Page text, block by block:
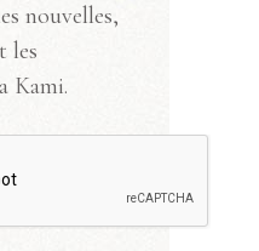
nouvelles,
les
Kami.